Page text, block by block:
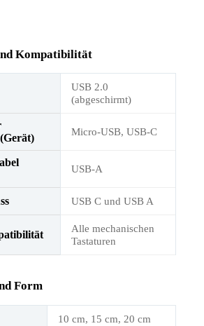
Kompatibilität
USB 2.0
(abgeschirmt)
Micro-USB, USB-C
USB-A
USB C und USB A
Alle mechanischen
Tastaturen
Form
10 cm, 15 cm, 20 cm